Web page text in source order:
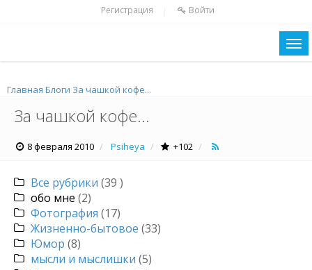
Регистрация Войти
Главная Блоги За чашкой кофе...
За чашкой кофе...
8 февраля 2010 Psiheya +102
Все рубрики (39 )
обо мне (2)
Фотография (17)
Жизненно-бытовое (33)
Юмор (8)
мысли и мыслишки (5)